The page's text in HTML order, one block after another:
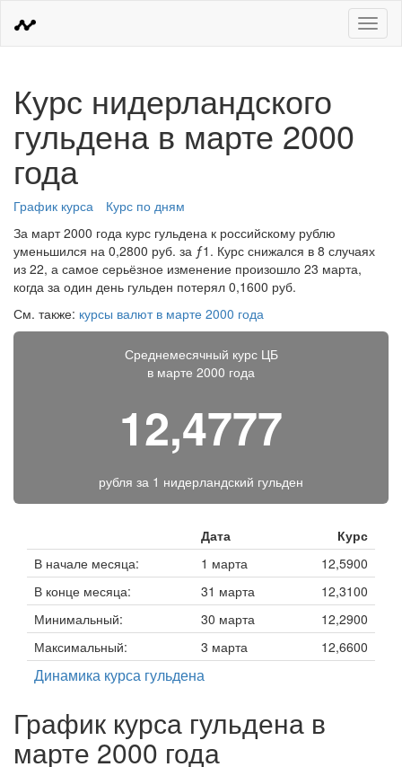
Меню
Курс нидерландского
гульдена в марте 2000
года
График курса
Курс по дням
За март 2000 года курс гульдена к российскому рублю
уменьшился на 0,2800 руб. за ƒ1. Курс снижался в 8 случаях
из 22, а самое серьёзное изменение произошло 23 марта,
когда за один день гульден потерял 0,1600 руб.
См. также: курсы валют в марте 2000 года
Среднемесячный курс ЦБ
в марте 2000 года
12,4777
рубля за 1 нидерландский гульден
Дата
Курс
В начале месяца:
1 марта
12,5900
В конце месяца:
31 марта
12,3100
Минимальный:
30 марта
12,2900
Максимальный:
3 марта 12,6600
Динамика курса гульдена
График курса гульдена в
марте 2000 года